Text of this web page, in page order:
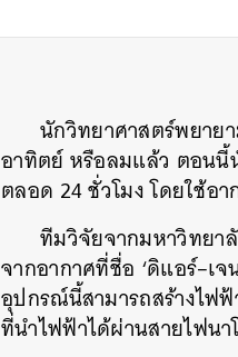
นักวิทยาศาสตร์พยาย
อาทิตย์หรือลมแล้ว ตอนนี้
ตลอด 24ชั่วโมงโดยใช้อ
ทีมวิจัยจากมหาวิทยา
จากอากาศที่ชื่อ ‘ดิแอร์–เจ
อุปกรณ์นี้สามารถสร้างไฟ
ที่นำไฟฟ้าได้ผ่านสายไฟนา